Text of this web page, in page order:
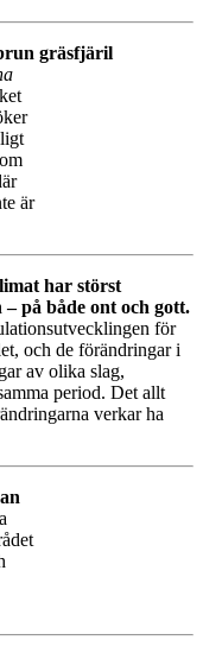
gräsfjäril
är
har störst
på både ont och gott.
för
och de förändringar i
av olika slag,
period. Det allt
verkar ha